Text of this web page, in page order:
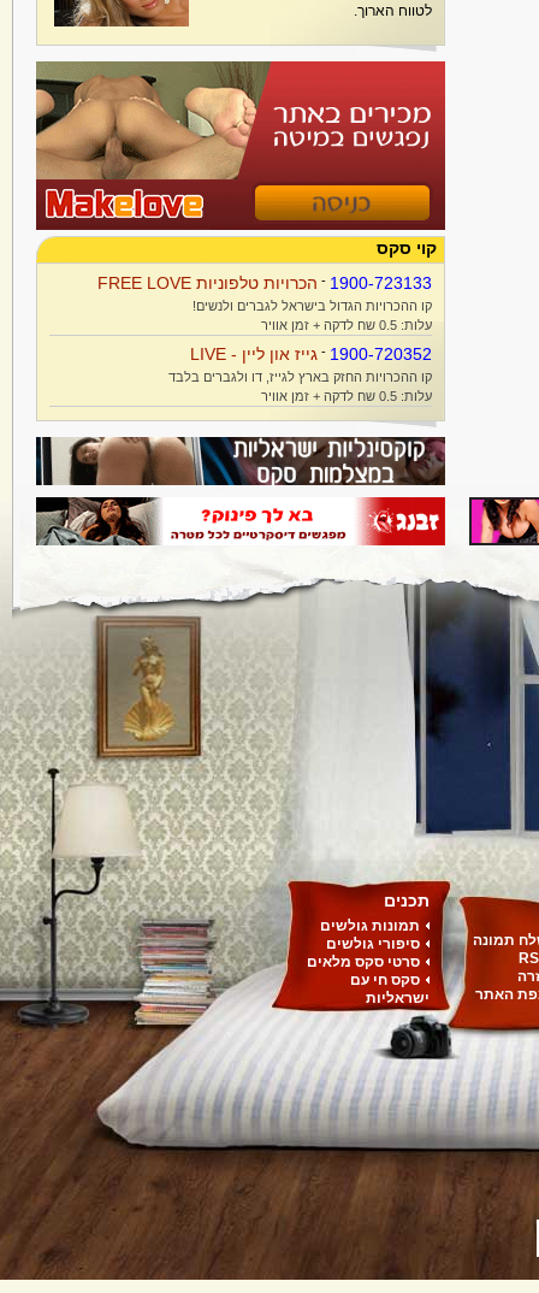
לטווח הארוך.
קוי סקס
1900-723133
- הכרויות טלפוניות FREE LOVE
קו ההכרויות הגדול בישראל לגברים ולנשים!
עלות: 0.5 שח לדקה + זמן אוויר
1900-720352
- גייז און ליין - LIVE
קו ההכרויות החזק בארץ לגייז, דו ולגברים בלבד
עלות: 0.5 שח לדקה + זמן אוויר
תמונה
האתר
תכנים
תמונות גולשים
סיפורי גולשים
סרטי סקס מלאים
סקס חי עם
ישראליות